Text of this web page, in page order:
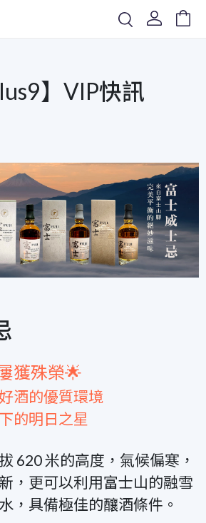
】VIP快訊
獲殊榮🌟
酒的優質環境
的明日之星
620 米的高度，氣候偏寒，
，更可以利用富士山的融雪
，具備極佳的釀酒條件。